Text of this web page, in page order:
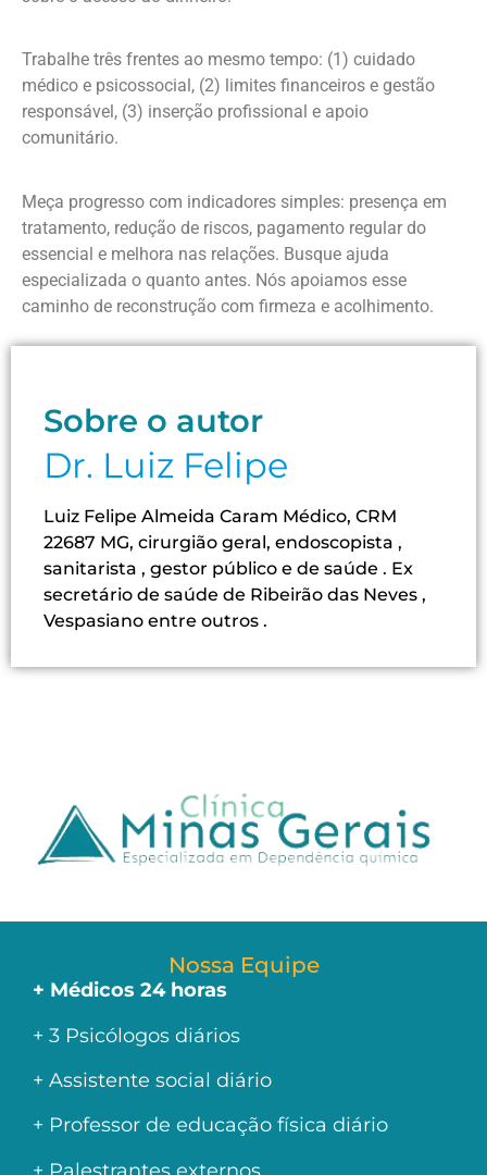
Trabalhe três frentes ao mesmo tempo: (1) cuidado
médico e psicossocial, (2) limites financeiros e gestão
responsável, (3) inserção profissional e apoio
comunitário.
Meça progresso com indicadores simples: presença em
tratamento, redução de riscos, pagamento regular do
essencial e melhora nas relações. Busque ajuda
especializada o quanto antes. Nós apoiamos esse
caminho de reconstrução com firmeza e acolhimento.
Sobre o autor
Dr. Luiz Felipe
Luiz Felipe Almeida Caram Médico, CRM
22687 MG, cirurgião geral, endoscopista ,
sanitarista , gestor público e de saúde . Ex
secretário de saúde de Ribeirão das Neves ,
Vespasiano entre outros .
Nossa Equipe
+ Médicos 24 horas
+ 3 Psicólogos diários
+ Assistente social diário
+ Professor de educação física diário